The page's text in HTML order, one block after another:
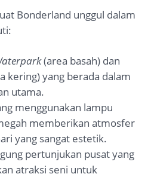
Bonderland unggul dalam
(area basah) dan
kering) yang berada dalam
utama.
menggunakan lampu
memberikan atmosfer
yang sangat estetik.
pertunjukan pusat yang
atraksi seni untuk